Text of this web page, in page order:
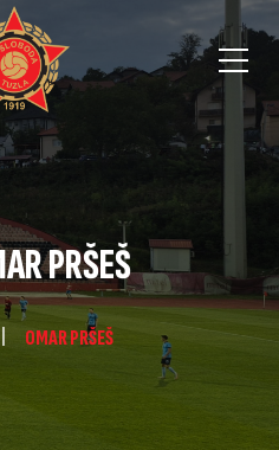
PRŠEŠ
OMAR PRŠEŠ